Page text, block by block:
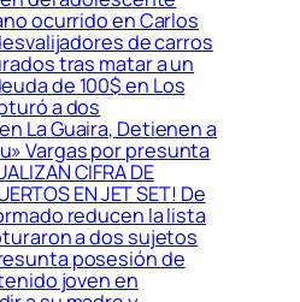
ocurrido en Carlos
de carros
tras matar a un
de 100$ en Los
a dos
La Guaira, Detienen a
Vargas por presunta
CIFRA DE
EN JET SET! De
reducen la lista
a dos sujetos
posesión de
joven en